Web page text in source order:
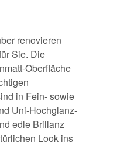
renovieren
Sie. Die
Oberfläche
in Fein- sowie
Uni-Hochglanz-
edle Brillanz
Look ins